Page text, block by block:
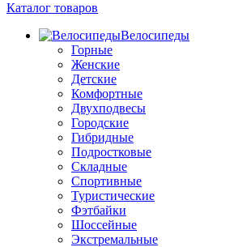
Каталог товаров
Велосипеды
Горные
Женские
Детские
Комфортные
Двухподвесы
Городские
Гибридные
Подростковые
Складные
Спортивные
Туристические
Фэтбайки
Шоссейные
Экстремальные